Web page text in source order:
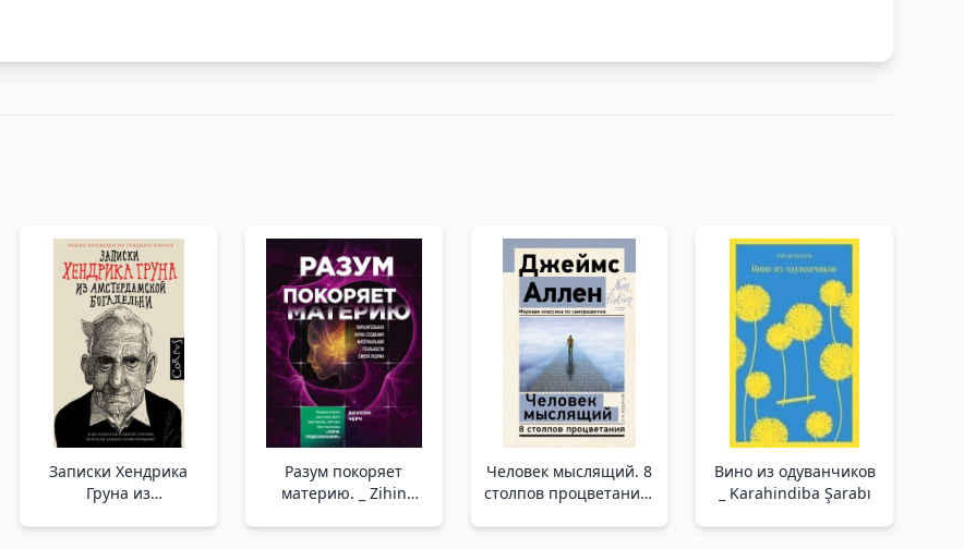
Записки Хендрика
Груна из
Разум покоряет
материю. _ Zihin
Человек мыслящий. 8
столпов процветания.
Вино из одуванчиков
_ Karahindiba Şarabı